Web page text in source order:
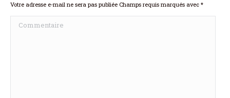
Votre adresse e-mail ne sera pas publiée Champs requis marqués avec *
Commentaire